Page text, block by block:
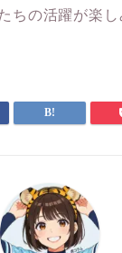
ちの活躍が楽し